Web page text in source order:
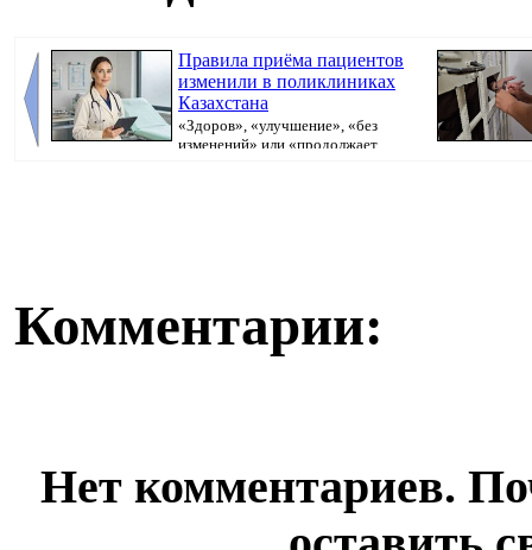
Правила приёма пациентов
изменили в поликлиниках
Казахстана
«Здоров», «улучшение», «без
изменений» или «продолжает
Комментарии:
Нет комментариев.